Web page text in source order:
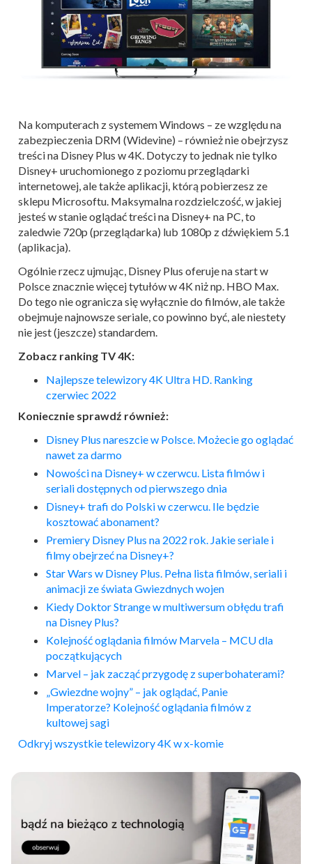
Na komputerach z systemem Windows – ze względu na
zabezpieczenia DRM (Widevine) – również nie obejrzysz
treści na Disney Plus w 4K. Dotyczy to jednak nie tylko
Disney+ uruchomionego z poziomu przeglądarki
internetowej, ale także aplikacji, którą pobierzesz ze
sklepu Microsoftu. Maksymalna rozdzielczość, w jakiej
jesteś w stanie oglądać treści na Disney+ na PC, to
zaledwie 720p (przeglądarka) lub 1080p z dźwiękiem 5.1
(aplikacja).
Ogólnie rzecz ujmując, Disney Plus oferuje na start w
Polsce znacznie więcej tytułów w 4K niż np. HBO Max.
Do tego nie ogranicza się wyłącznie do filmów, ale także
obejmuje najnowsze seriale, co powinno być, ale niestety
nie jest (jeszcze) standardem.
Zobacz ranking TV 4K:
Najlepsze telewizory 4K Ultra HD. Ranking
czerwiec 2022
Koniecznie sprawdź również:
Disney Plus nareszcie w Polsce. Możecie go oglądać
nawet za darmo
Nowości na Disney+ w czerwcu. Lista filmów i
seriali dostępnych od pierwszego dnia
Disney+ trafi do Polski w czerwcu. Ile będzie
kosztować abonament?
Premiery Disney Plus na 2022 rok. Jakie seriale i
filmy obejrzeć na Disney+?
Star Wars w Disney Plus. Pełna lista filmów, seriali i
animacji ze świata Gwiezdnych wojen
Kiedy Doktor Strange w multiwersum obłędu trafi
na Disney Plus?
Kolejność oglądania filmów Marvela – MCU dla
początkujących
Marvel – jak zacząć przygodę z superbohaterami?
„Gwiezdne wojny” – jak oglądać, Panie
Imperatorze? Kolejność oglądania filmów z
kultowej sagi
Odkryj wszystkie telewizory 4K w x-komie